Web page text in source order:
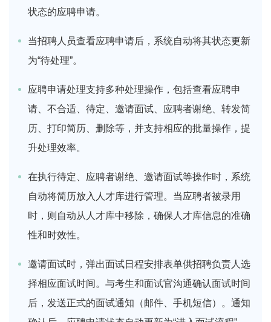
状态的应聘申请。
当招聘人员查看应聘申请后，系统自动将其状态更新
为“待处理”。
应聘申请处理支持多种处理操作，包括查看应聘申
请、不合适、待定、邀请面试、应聘者谢绝、转发简
历、打印简历、删除等，并支持相应的批量操作，提
升处理效率。
在执行待定、应聘者谢绝、邀请面试等操作时，系统
自动将简历放入人才库进行管理。当应聘者被录用
时，则自动从人才库中移除，确保人才库信息的准确
性和时效性。
邀请面试时，弹出面试日程安排表单供招聘负责人选
择相应面试时间。与考生和面试官沟通确认面试时间
后，发送正式的面试通知（邮件、手机短信）。通知